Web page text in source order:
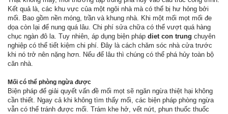
Kết quả là, các khu vực của một ngôi nhà mà có thể bị hư hỏng bởi
mối. Bao gồm nền móng, trần và khung nhà. Khi một mối mọt mối đe
dọa còn lại để nung quá lâu. Chi phí sửa chữa có thể vượt quá hàng
chục ngàn đô la. Tuy nhiên, áp dụng biện pháp diet con trung chuyên
nghiệp có thể tiết kiệm chi phí. Đây là cách chăm sóc nhà cửa trước
khi nó trở nên nặng hơn. Nếu để lâu thì chúng có thể phá hủy toàn bộ
căn nhà.
Mối có thể phòng ngừa được
Biện pháp để giải quyết vấn đề mối mọt sẽ ngăn ngừa thiệt hại không
cần thiết. Ngay cả khi không tìm thấy mối, các biện pháp phòng ngừa
vẫn có thể tránh được mối. Trám khe hở, vết nứt, phun thuốc thuốc